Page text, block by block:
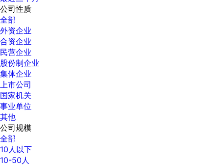
公司性质
全部
外资企业
合资企业
民营企业
股份制企业
集体企业
上市公司
国家机关
事业单位
其他
公司规模
全部
10人以下
10-50人